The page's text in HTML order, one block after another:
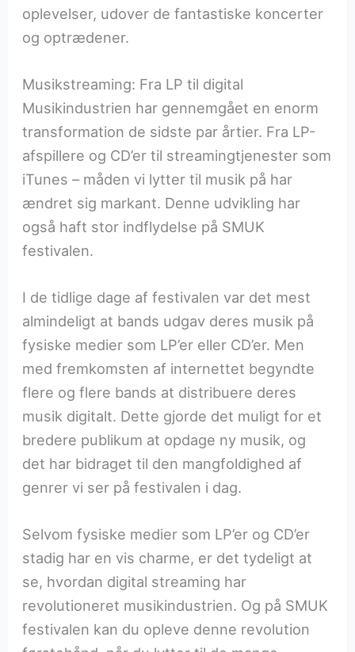
oplevelser, udover de fantastiske koncerter
og optrædener.
Musikstreaming: Fra LP til digital
Musikindustrien har gennemgået en enorm
transformation de sidste par årtier. Fra LP-
afspillere og CD’er til streamingtjenester som
iTunes – måden vi lytter til musik på har
ændret sig markant. Denne udvikling har
også haft stor indflydelse på SMUK
festivalen.
I de tidlige dage af festivalen var det mest
almindeligt at bands udgav deres musik på
fysiske medier som LP’er eller CD’er. Men
med fremkomsten af internettet begyndte
flere og flere bands at distribuere deres
musik digitalt. Dette gjorde det muligt for et
bredere publikum at opdage ny musik, og
det har bidraget til den mangfoldighed af
genrer vi ser på festivalen i dag.
Selvom fysiske medier som LP’er og CD’er
stadig har en vis charme, er det tydeligt at
se, hvordan digital streaming har
revolutioneret musikindustrien. Og på SMUK
festivalen kan du opleve denne revolution